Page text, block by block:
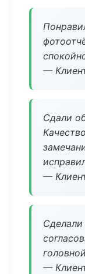
—
Сдали
—
Сделали
—